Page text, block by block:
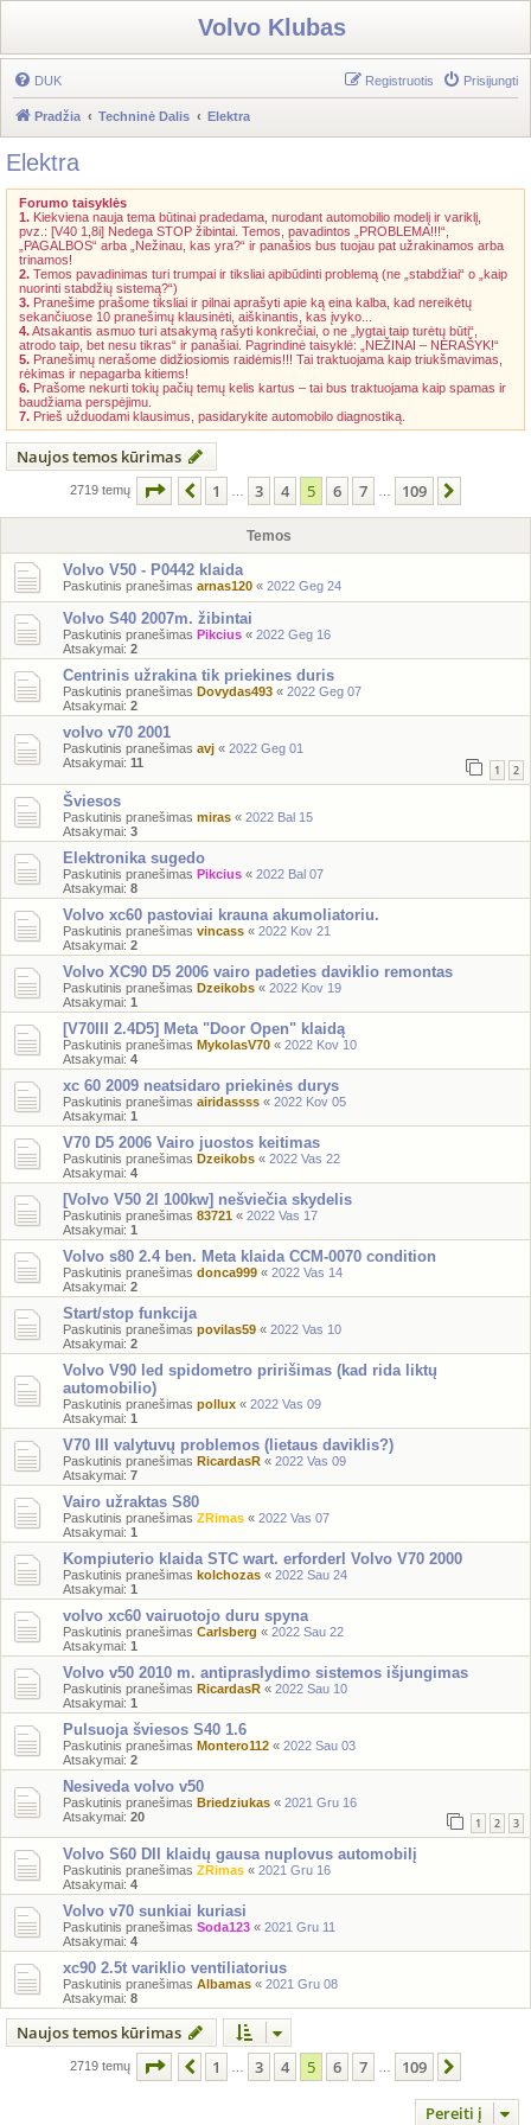
Volvo Klubas
DUK Prisijungti
Registruotis
Pradžia Techninė Dalis Elektra
Elektra
Forumo taisyklės
1. Kiekviena nauja tema būtinai pradedama, nurodant automobilio modelį ir variklį,
pvz.: [V40 1,8i] Nedega STOP žibintai. Temos, pavadintos „PROBLEMA!!!“,
„PAGALBOS“ arba „Nežinau, kas yra?“ ir panašios bus tuojau pat užrakinamos arba
trinamos!
2. Temos pavadinimas turi trumpai ir tiksliai apibūdinti problemą (ne „stabdžiai“ o „kaip
nuorinti stabdžių sistemą?“)
3. Pranešime prašome tiksliai ir pilnai aprašyti apie ką eina kalba, kad nereikėtų
sekančiuose 10 pranešimų klausinėti, aiškinantis, kas įvyko...
4.Atsakantis asmuo turi atsakymą rašyti konkrečiai, o ne „lygtai taip turėtų būti“,
atrodo taip, bet nesu tikras“ ir panašiai. Pagrindinė taisyklė: „NEŽINAI – NERAŠYK!“
5. Pranešimų nerašome didžiosiomis raidėmis!!! Tai traktuojama kaip triukšmavimas,
rėkimas ir nepagarba kitiems!
6. Prašome nekurti tokių pačių temų kelis kartus – tai bus traktuojama kaip spamas ir
baudžiama perspėjimu.
7. Prieš užduodami klausimus, pasidarykite automobilo diagnostiką.
Naujos temos kūrimas
2719 temų Puslapis 5iš109
Ankstesnis
1 3 4 5 6 7 109
Temos
Volvo V50 - P0442 klaida
Paskutinis pranešimas arnas120 « 2022 Geg 24
Volvo S40 2007m. žibintai
Paskutinis pranešimas Pikcius « 2022 Geg 16
Atsakymai: 2
Centrinis užrakina tik priekines duris
Paskutinis pranešimas Dovydas493 « 2022 Geg 07
Atsakymai: 2
volvo v70 2001
Paskutinis pranešimas avj « 2022 Geg 01
Atsakymai: 11 1 2
Šviesos
Paskutinis pranešimas miras « 2022 Bal 15
Atsakymai: 3
Elektronika sugedo
Paskutinis pranešimas Pikcius « 2022 Bal 07
Atsakymai: 8
Volvo xc60 pastoviai krauna akumoliatoriu.
Paskutinis pranešimas vincass « 2022 Kov 21
Atsakymai: 2
Volvo XC90 D5 2006 vairo padeties daviklio remontas
Paskutinis pranešimas Dzeikobs « 2022 Kov 19
Atsakymai: 1
[V70III 2.4D5] Meta "Door Open" klaidą
Paskutinis pranešimas MykolasV70 « 2022 Kov 10
Atsakymai: 4
xc 60 2009 neatsidaro priekinės durys
Paskutinis pranešimas airidassss « 2022 Kov 05
Atsakymai: 1
V70 D5 2006 Vairo juostos keitimas
Paskutinis pranešimas Dzeikobs « 2022 Vas 22
Atsakymai: 4
[Volvo V50 2l 100kw] nešviečia skydelis
Paskutinis pranešimas 83721 « 2022 Vas 17
Atsakymai: 1
Volvo s80 2.4 ben. Meta klaida CCM-0070 condition
Paskutinis pranešimas donca999 « 2022 Vas 14
Atsakymai: 2
Start/stop funkcija
Paskutinis pranešimas povilas59 « 2022 Vas 10
Atsakymai: 2
Volvo V90 led spidometro pririšimas (kad rida liktų
automobilio)
Paskutinis pranešimas pollux « 2022 Vas 09
Atsakymai: 1
V70 III valytuvų problemos (lietaus daviklis?)
Paskutinis pranešimas RicardasR « 2022 Vas 09
Atsakymai: 7
Vairo užraktas S80
Paskutinis pranešimas ZRimas « 2022 Vas 07
Atsakymai: 1
Kompiuterio klaida STC wart. erforderl Volvo V70 2000
Paskutinis pranešimas kolchozas « 2022 Sau 24
Atsakymai: 1
volvo xc60 vairuotojo duru spyna
Paskutinis pranešimas Carlsberg « 2022 Sau 22
Atsakymai: 1
Volvo v50 2010 m. antipraslydimo sistemos išjungimas
Paskutinis pranešimas RicardasR « 2022 Sau 10
Atsakymai: 1
Pulsuoja šviesos S40 1.6
Paskutinis pranešimas Montero112 « 2022 Sau 03
Atsakymai: 2
Nesiveda volvo v50
Paskutinis pranešimas Briedziukas « 2021 Gru 16
Atsakymai: 20 1 2 3
Volvo S60 DII klaidų gausa nuplovus automobilį
Paskutinis pranešimas ZRimas « 2021 Gru 16
Atsakymai: 4
Volvo v70 sunkiai kuriasi
Paskutinis pranešimas Soda123 « 2021 Gru 11
Atsakymai: 4
xc90 2.5t variklio ventiliatorius
Paskutinis pranešimas Albamas « 2021 Gru 08
Atsakymai: 8
Naujos temos kūrimas
2719 temų Puslapis 5iš109
Ankstesnis
1 3 4 5 6 7 109
Pereiti į